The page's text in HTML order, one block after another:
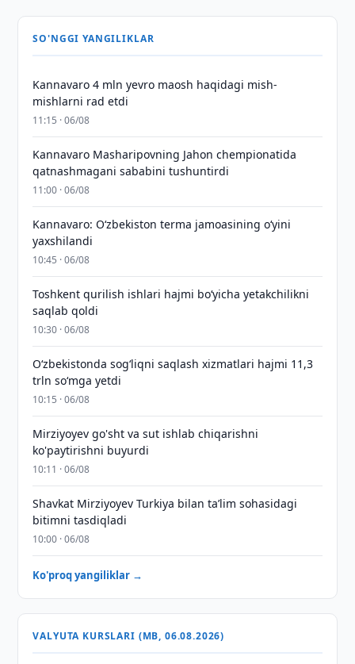
SO'NGGI YANGILIKLAR
Kannavaro 4 mln yevro maosh haqidagi mish-
mishlarni rad etdi
11:15 · 06/08
Kannavaro Masharipovning Jahon chempionatida
qatnashmagani sababini tushuntirdi
11:00 · 06/08
Kannavaro: O‘zbekiston terma jamoasining o‘yini
yaxshilandi
10:45 · 06/08
Toshkent qurilish ishlari hajmi bo‘yicha yetakchilikni
saqlab qoldi
10:30 · 06/08
O‘zbekistonda sog‘liqni saqlash xizmatlari hajmi 11,3
trln so‘mga yetdi
10:15 · 06/08
Mirziyoyev go'sht va sut ishlab chiqarishni
ko'paytirishni buyurdi
10:11 · 06/08
Shavkat Mirziyoyev Turkiya bilan taʼlim sohasidagi
bitimni tasdiqladi
10:00 · 06/08
Ko'proq yangiliklar →
VALYUTA KURSLARI (MB, 06.08.2026)